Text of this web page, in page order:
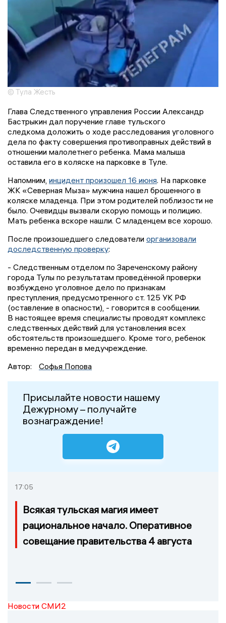
© Тула Жесть
Глава Следственного управления России Александр
Бастрыкин дал поручение главе тульского
следкома доложить о ходе расследования уголовного
дела по факту совершения противоправных действий в
отношении малолетнего ребенка. Мама малыша
оставила его в коляске на парковке в Туле.
Напомним, инцидент произошел 16 июня. На парковке
ЖК «Северная Мыза» мужчина нашел брошенного в
коляске младенца. При этом родителей поблизости не
было. Очевидцы вызвали скорую помощь и полицию.
Мать ребенка вскоре нашли. С младенцем все хорошо.
После произошедшего следователи организовали
доследственную проверку:
- Следственным отделом по Зареченскому району
города Тулы по результатам проведённой проверки
возбуждено уголовное дело по признакам
преступления, предусмотренного ст. 125 УК РФ
(оставление в опасности), - говорится в сообщении.
В настоящее время специалисты проводят комплекс
следственных действий для установления всех
обстоятельств произошедшего. Кроме того, ребенок
временно передан в медучреждение.
Автор:
Софья Попова
Присылайте новости нашему
Дежурному – получайте
вознаграждение!
17:05
Всякая тульская магия имеет
рациональное начало. Оперативное
совещание правительства 4 августа
Новости СМИ2